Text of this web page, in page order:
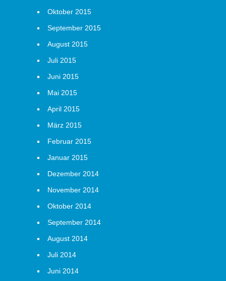
Oktober 2015
September 2015
August 2015
Juli 2015
Juni 2015
Mai 2015
April 2015
März 2015
Februar 2015
Januar 2015
Dezember 2014
November 2014
Oktober 2014
September 2014
August 2014
Juli 2014
Juni 2014